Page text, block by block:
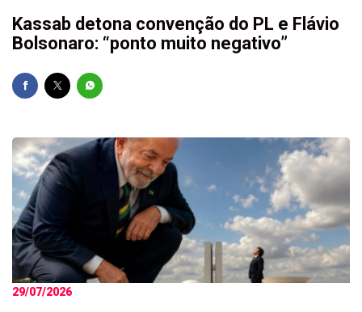
Kassab detona convenção do PL e Flávio
Bolsonaro: “ponto muito negativo”
29/07/2026